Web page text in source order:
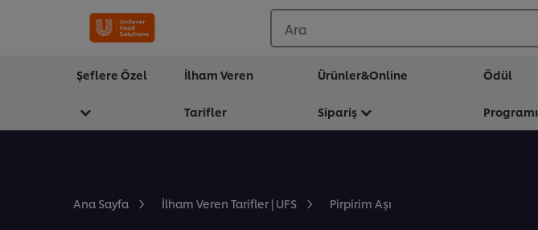
Ara
Şeflere Özel İlham Veren
Tarifler
Ürünler&Online
Sipariş
Ödül
Programı
Ana Sayfa İlham Veren Tarifler | UFS Pirpirim Aşı